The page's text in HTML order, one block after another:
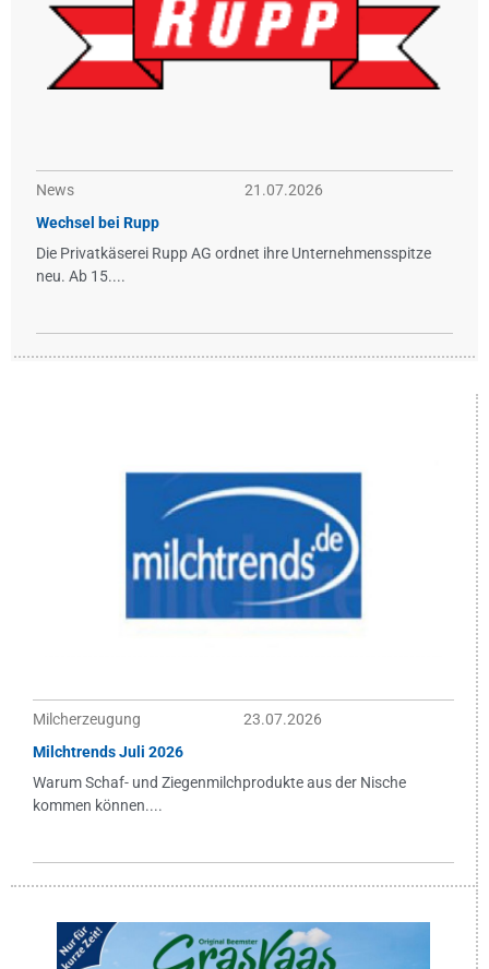
News
21.07.2026
Wechsel bei Rupp
Die Privatkäserei Rupp AG ordnet ihre Unternehmensspitze
neu. Ab 15....
Milcherzeugung
23.07.2026
Milchtrends Juli 2026
Warum Schaf- und Ziegenmilchprodukte aus der Nische
kommen können....